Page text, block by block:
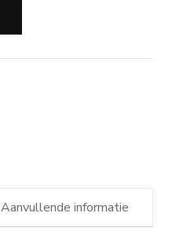
Aanvullende informatie